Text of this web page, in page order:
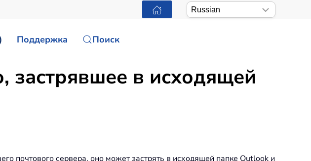
Поддержка Поиск
застрявшее в исходящей
почтового сервера, оно может застрять в исходящей папке Outlook и